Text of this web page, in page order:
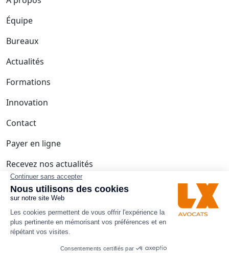
Équipe
Bureaux
Actualités
Formations
Innovation
Contact
Payer en ligne
Recevez nos actualités
J'ai lu et accepte les termes et les conditions les
termes et les conditions